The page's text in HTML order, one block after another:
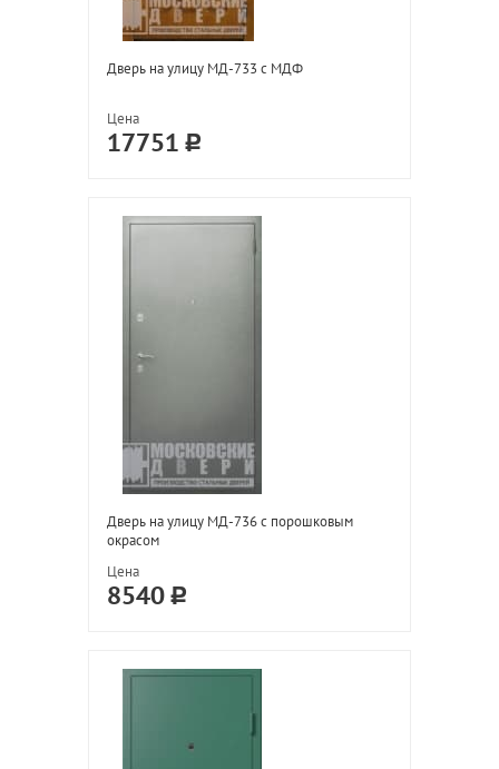
Дверь на улицу МД-733 с МДФ
Цена
17751
Дверь на улицу МД-736 с порошковым
окрасом
Цена
8540